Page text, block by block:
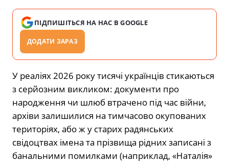
ПІДПИШІТЬСЯ НА НАС В GOOGLE
ДОДАТИ ЗАРАЗ
У реаліях 2026 року тисячі українців стикаються
з серйозним викликом: документи про
народження чи шлюб втрачено під час війни,
архіви залишилися на тимчасово окупованих
територіях, або ж у старих радянських
свідоцтвах імена та прізвища рідних записані з
банальними помилками (наприклад, «Наталія»